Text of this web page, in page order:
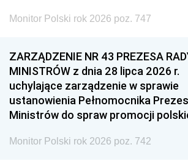
Monitor Polski rok 2026 poz. 747
ZARZĄDZENIE NR 43 PREZESA
MINISTRÓW z dnia 28 lipca 2026 r.
uchylające zarządzenie w sprawie
ustanowienia Pełnomocnika
Ministrów do spraw promocji
Monitor Polski rok 2026 poz. 742